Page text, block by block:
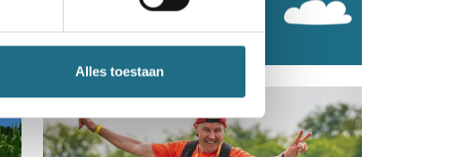
Alles toestaan